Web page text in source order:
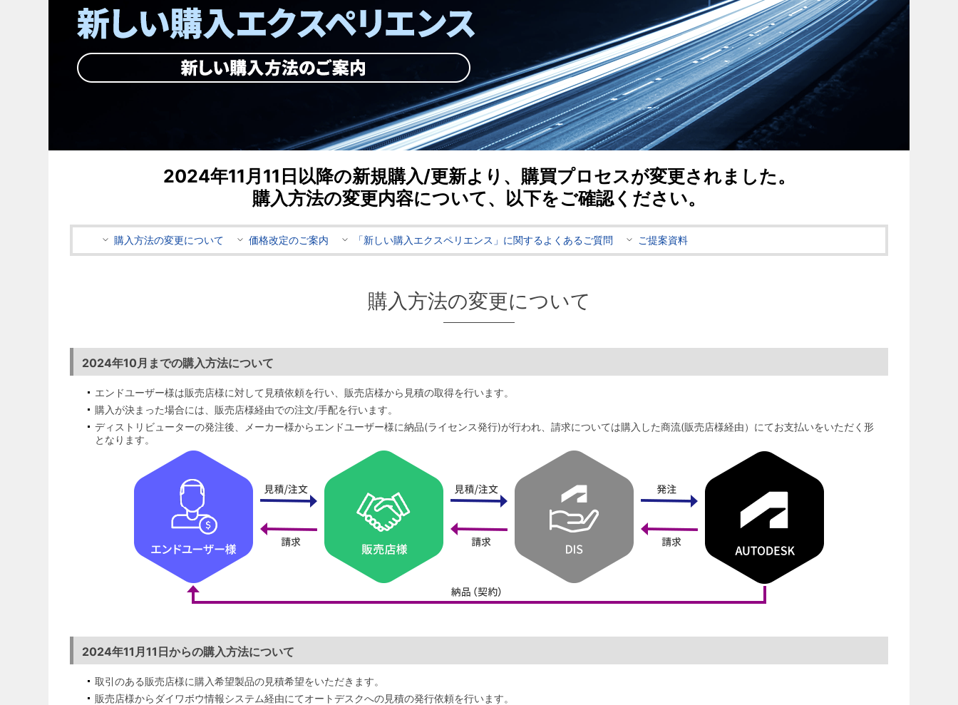
2024年11月11日以降の新規購入/更新より、購買プロセスが変更されました。
購入方法の変更内容について、以下をご確認ください。
購入方法の変更について 価格改定のご案内 「新しい購入エクスペリエンス」に関するよくあるご質問 ご提案資料
購入方法の変更について
2024年10月までの購入方法について
エンドユーザー様は販売店様に対して見積依頼を行い、販売店様から見積の取得を行います。
購入が決まった場合には、販売店様経由での注文/手配を行います。
ディストリビューターの発注後、メーカー様からエンドユーザー様に納品(ライセンス発行)が行われ、請求については購入した商流(販売店様経由）にてお支払いをいただく形
となります。
2024年11月11日からの購入方法について
取引のある販売店様に購入希望製品の見積希望をいただきます。
販売店様からダイワボウ情報システム経由にてオートデスクへの見積の発行依頼を行います。